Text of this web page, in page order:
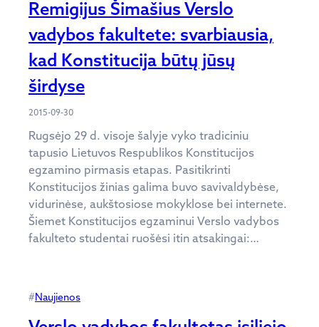
Remigijus Šimašius Verslo
vadybos fakultete: svarbiausia,
kad Konstitucija būtų jūsų
širdyse
2015-09-30
Rugsėjo 29 d. visoje šalyje vyko tradiciniu
tapusio Lietuvos Respublikos Konstitucijos
egzamino pirmasis etapas. Pasitikrinti
Konstitucijos žinias galima buvo savivaldybėse,
vidurinėse, aukštosiose mokyklose bei internete.
Šiemet Konstitucijos egzaminui Verslo vadybos
fakulteto studentai ruošėsi itin atsakingai:…
#Naujienos